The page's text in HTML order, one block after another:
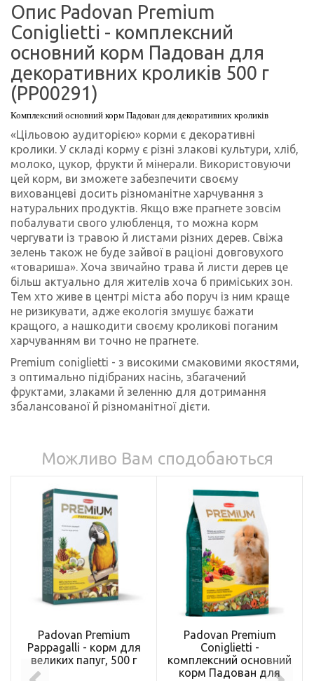
Опис Padovan Premium
Coniglietti - комплексний
основний корм Падован для
декоративних кроликів 500 г
(PP00291)
Комплексний основний корм Падован для декоративних кроликів
«Цільовою аудиторією» корми є декоративні
кролики. У складі корму є різні злакові культури, хліб,
молоко, цукор, фрукти й мінерали. Використовуючи
цей корм, ви зможете забезпечити своєму
вихованцеві досить різноманітне харчування з
натуральних продуктів. Якщо вже прагнете зовсім
побалувати свого улюбленця, то можна корм
чергувати із травою й листами різних дерев. Свіжа
зелень також не буде зайвої в раціоні довговухого
«товариша». Хоча звичайно трава й листи дерев це
більш актуально для жителів хоча б приміських зон.
Тем хто живе в центрі міста або поруч із ним краще
не ризикувати, адже екологія змушує бажати
кращого, а нашкодити своєму кроликові поганим
харчуванням ви точно не прагнете.
Premium coniglietti - з високими смаковими якостями,
з оптимально підібраних насінь, збагачений
фруктами, злаками й зеленню для дотримання
збалансованої й різноманітної дієти.
Можливо Вам сподобаються
Padovan Premium
Pappagalli - корм для
великих папуг, 500 г
Padovan Premium
Coniglietti -
комплексний основний
корм Падован для